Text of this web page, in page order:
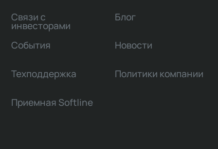
Связи с
инвесторами
Блог
События Новости
Техподдержка Политики компании
Приемная Softline